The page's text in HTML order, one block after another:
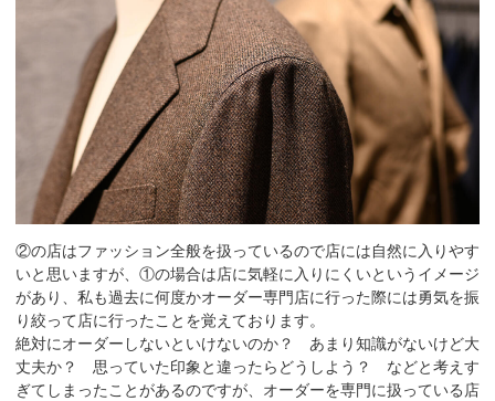
②の店はファッション全般を扱っているので店には自然に入りやす
いと思いますが、①の場合は店に気軽に入りにくいというイメージ
があり、私も過去に何度かオーダー専門店に行った際には勇気を振
り絞って店に行ったことを覚えております。
絶対にオーダーしないといけないのか？ あまり知識がないけど大
丈夫か？ 思っていた印象と違ったらどうしよう？ などと考えす
ぎてしまったことがあるのですが、オーダーを専門に扱っている店